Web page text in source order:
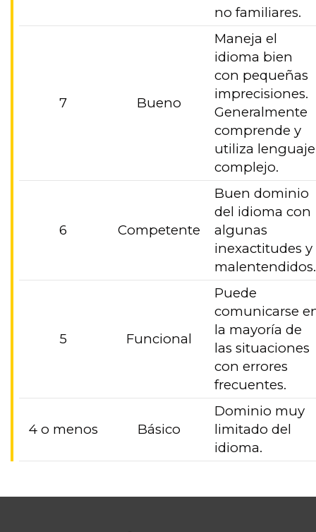
no familiares.
7 Bueno
Maneja el
idioma bien
con pequeñas
imprecisiones.
Generalmente
comprende y
utiliza lenguaje
complejo.
6 Competente
Buen dominio
del idioma con
algunas
inexactitudes y
5 Funcional
Puede
comunicarse
la mayoría de
las situaciones
con errores
frecuentes.
4 o menos Básico
Dominio muy
limitado del
idioma.